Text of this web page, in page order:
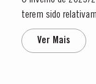
terem sido
primavera e o início
Ver Mais